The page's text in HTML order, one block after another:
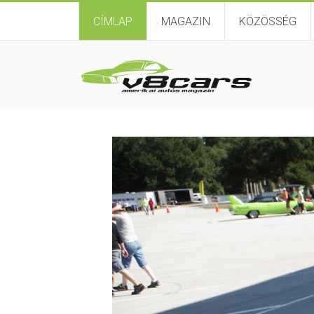
CÍMLAP MAGAZIN KÖZÖSSÉG